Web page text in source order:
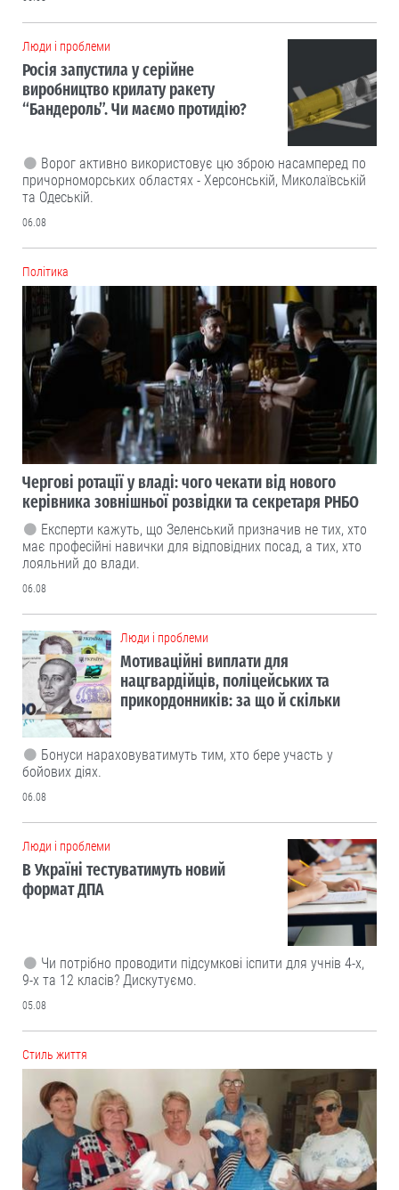
Люди і проблеми
Росія запустила у серійне
виробництво крилату ракету
“Бандероль”. Чи маємо протидію?
Ворог активно використовує цю зброю насамперед по
причорноморських областях - Херсонській, Миколаївській
та Одеській.
06.08
Політика
Чергові ротації у владі: чого чекати від нового
керівника зовнішньої розвідки та секретаря РНБО
Експерти кажуть, що Зеленський призначив не тих, хто
має професійні навички для відповідних посад, а тих, хто
лояльний до влади.
06.08
Люди і проблеми
Мотиваційні виплати для
нацгвардійців, поліцейських та
прикордонників: за що й скільки
Бонуси нараховуватимуть тим, хто бере участь у
бойових діях.
06.08
Люди і проблеми
В Україні тестуватимуть новий
формат ДПА
Чи потрібно проводити підсумкові іспити для учнів 4-х,
9-х та 12 класів? Дискутуємо.
05.08
Cтиль життя